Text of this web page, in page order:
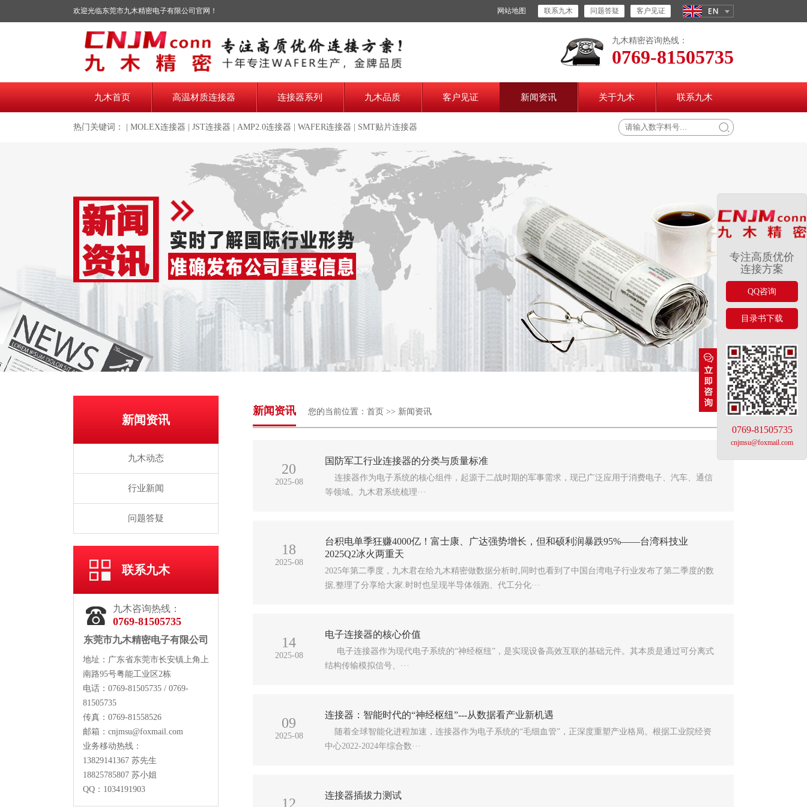
专注高质优价
连接方案
QQ咨询
目录书下载
0769-81505735
cnjmsu@foxmail.com
欢迎光临东莞市九木精密电子有限公司官网！ 联系九木 问题答疑 客户见证
网站地图
九木精密咨询热线：
0769-81505735
九木首页 高温材质连接器 连接器系列 九木品质 客户见证 新闻资讯 关于九木 联系九木
热门关键词： | MOLEX连接器 JST连接器 AMP2.0连接器 WAFER连接器 SMT贴片连接器
新闻资讯
九木动态
行业新闻
问题答疑
联系九木
九木咨询热线：
0769-81505735
东莞市九木精密电子有限公司
地址：广东省东莞市长安镇上角上
南路95号粤能工业区2栋
电话：0769-81505735 / 0769-
81505735
传真：0769-81558526
邮箱： cnjmsu@foxmail.com
业务移动热线：
13829141367 苏先生
18825785807 苏小姐
QQ： 1034191903
新闻资讯 您的当前位置： 首页 >> 新闻资讯
20
2025-08
国防军工行业连接器的分类与质量标准
连接器作为电子系统的核心组件，起源于二战时期的军事需求，现已广泛应用于消费电子、汽车、通信
等领域。九木君系统梳理···
18
2025-08
台积电单季狂赚4000亿！富士康、广达强势增长，但和硕利润暴跌95%——台湾科技业
2025Q2冰火两重天
2025年第二季度，九木君在给九木精密做数据分析时,同时也看到了中国台湾电子行业发布了第二季度的数
据,整理了分享给大家.时时也呈现半导体领跑、代工分化···
14
2025-08
电子连接器的核心价值
电子连接器作为现代电子系统的“神经枢纽”，是实现设备高效互联的基础元件。其本质是通过可分离式
结构传输模拟信号、···
09
2025-08
连接器：智能时代的“神经枢纽”---从数据看产业新机遇
随着全球智能化进程加速，连接器作为电子系统的“毛细血管”，正深度重塑产业格局。根据工业院经资
中心2022-2024年综合数···
12
连接器插拔力测试